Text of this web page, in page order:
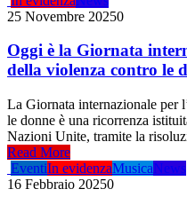
25 Novembre 20250
Oggi è la Giornata
della violenza contro le
La Giornata internazionale per
le donne è una ricorrenza
Nazioni Unite, tramite la
Read More
EventiIn evidenzaMusicaNews
16 Febbraio 20250